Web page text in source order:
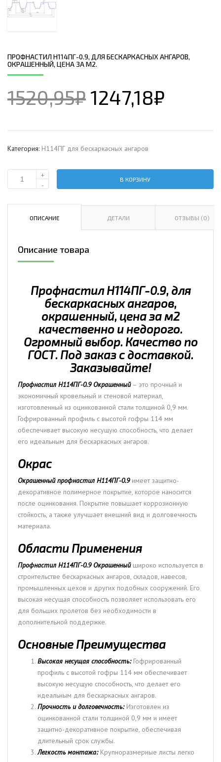
ПРОФНАСТИЛ H114ПГ-0.9, ДЛЯ БЕСКАРКАСНЫХ АНГАРОВ,
ОКРАШЕННЫЙ, ЦЕНА ЗА М2.
1520,95₽ 1247,18₽
Категория: Н114ПГ для бескаркасных ангаров
Количество
H114ПГ-0.9,
окрашенный,
цена
+
-
В КОРЗИНУ
ОПИСАНИЕ ДЕТАЛИ ОТЗЫВЫ (0)
Описание товара
Профнастил H114ПГ-0.9, для
бескаркасных ангаров,
окрашенный, цена за м2
качественно и недорого.
Огромный выбор. Качество по
ГОСТ. Под заказ с доставкой.
Заказывайте!
Профнастил H114ПГ-0.9 Окрашенный– это прочный и
экономичный кровельный и стеновой материал,
изготовленный из оцинкованной стали толщиной 0,9 мм.
Гофрированный профиль с высотой гофры 114 мм
обеспечивает высокую несущую способность, что делает
его идеальным для бескаркасных ангаров.
Окрас
Окрашенный профнастил H114ПГ-0.9 имеет защитно-
декоративное полимерное покрытие, которое наносится
после оцинкования. Покрытие повышает коррозионную
стойкость, а также улучшает внешний вид и долговечность
материала.
Области Применения
Профнастил H114ПГ-0.9 Окрашенныйшироко используется в
строительстве бескаркасных ангаров, складов, навесов,
промышленных цехов и других подобных сооружений. Его
высокая несущая способность позволяет использовать его
для больших пролетов без необходимости в
дополнительной поддержке.
Основные Преимущества
Высокая несущая способность:Гофрированный
профиль с высотой гофры 114 мм обеспечивает
высокую несущую способность, что делает его
идеальным для бескаркасных ангаров.
Прочность и долговечность:Изготовлен из
оцинкованной стали толщиной 0,9 мм и имеет
защитно-декоративное покрытие, обеспечивая
длительный срок службы.
Легкость монтажа:Крупноразмерные листы легко